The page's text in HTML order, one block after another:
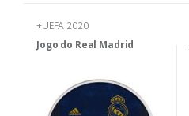
+UEFA 2020
Jogo do Real Madrid